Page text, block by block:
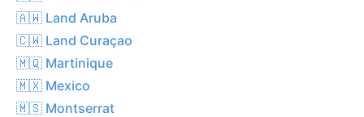
🇦🇼 Land Aruba
🇨🇼 Land Curaçao
🇲🇶 Martinique
🇲🇽 Mexico
🇲🇸 Montserrat